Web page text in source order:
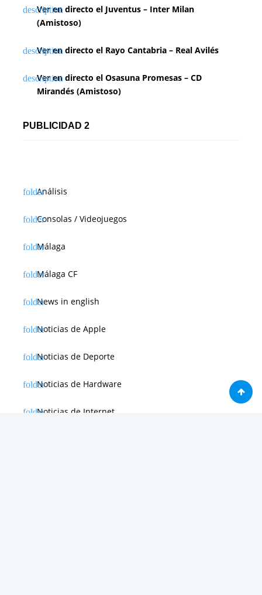
Ver en directo el Juventus – Inter Milan
(Amistoso)
Ver en directo el Rayo Cantabria – Real Avilés
Ver en directo el Osasuna Promesas – CD
Mirandés (Amistoso)
PUBLICIDAD 2
Análisis
Consolas / Videojuegos
Málaga
Málaga CF
News in english
Noticias de Apple
Noticias de Deporte
Noticias de Hardware
Noticias de Internet